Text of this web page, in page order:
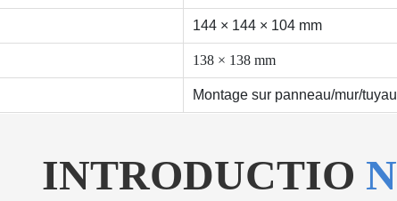
144 × 144 × 104 mm
138 × 138 mm
Montage sur panneau/mur/tuyau
INTRODUCTIO N